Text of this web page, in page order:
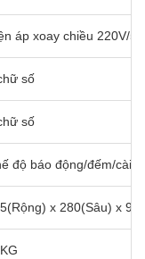
áp xoay chiều 220V/
số
số
độ báo động/đếm/cài
x 280(Sâu) x